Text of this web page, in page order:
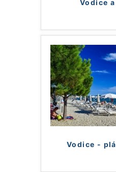
Vodice
Vodice -